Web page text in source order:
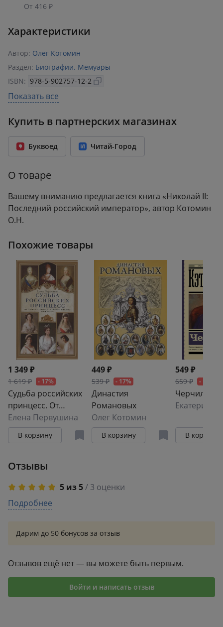
От 416 ₽
Характеристики
Автор: Олег Котомин
Раздел: Биографии. Мемуары
ISBN: 978-5-902757-12-2
Год издания: 2023
Переплет: Мягкий переплёт
Формат: 145x210 мм
Вес: 0.09 кг
Показать все
Купить в партнерских магазинах
Буквоед Читай-Город
О товаре
Вашему вниманию предлагается книга «Николай II:
Последний российский император», автор Котомин
О.Н.
Похожие товары
1 349 ₽
1 619 ₽ - 17%
Судьба российских
принцесс. От
царевны Софьи до
великой княжны
Анастасии
Елена Первушина
В корзину
449 ₽
539 ₽ - 17%
Династия
Романовых
Олег Котомин
В корзину
549 ₽
659 ₽ - 17%
Черчилль
В корзину
Отзывы
5 из 5/ 3 оценки
5
Подробнее
Дарим до 50 бонусов за отзыв
Отзывов ещё нет — вы можете быть первым.
Войти и написать отзыв